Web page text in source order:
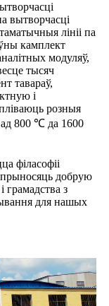
вытворчасці
лініі па
камплект
модуляў,
тысяч
тавараў,
і
розныя
800 ℃ да 1600
філасофіі
прыносяць добрую
грамадства з
для нашых